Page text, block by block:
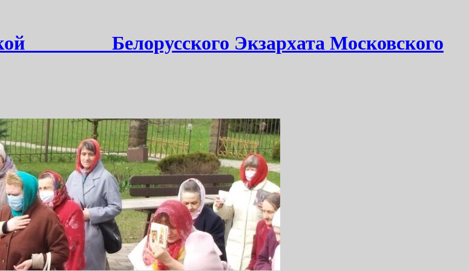
________ Белорусского Экзархата Московского